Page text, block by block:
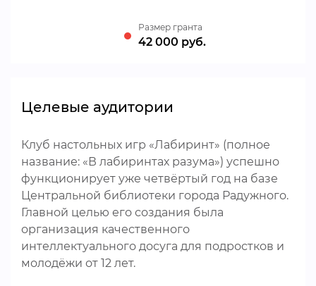
Размер гранта
42 000 руб.
Целевые аудитории
Клуб настольных игр «Лабиринт» (полное
название: «В лабиринтах разума») успешно
функционирует уже четвёртый год на базе
Центральной библиотеки города Радужного.
Главной целью его создания была
организация качественного
интеллектуального досуга для подростков и
молодёжи от 12 лет.